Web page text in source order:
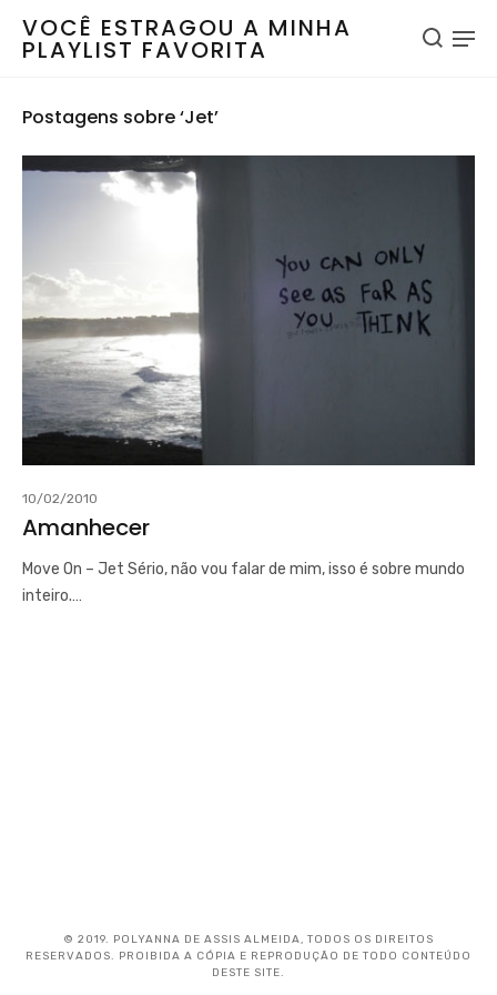
VOCÊ ESTRAGOU A MINHA
PLAYLIST FAVORITA
Postagens sobre ‘Jet’
10/02/2010
Amanhecer
Move On – Jet Sério, não vou falar de mim, isso é sobre mundo
inteiro.…
© 2019. POLYANNA DE ASSIS ALMEIDA, TODOS OS DIREITOS
RESERVADOS. PROIBIDA A CÓPIA E REPRODUÇÃO DE TODO CONTEÚDO
DESTE SITE.